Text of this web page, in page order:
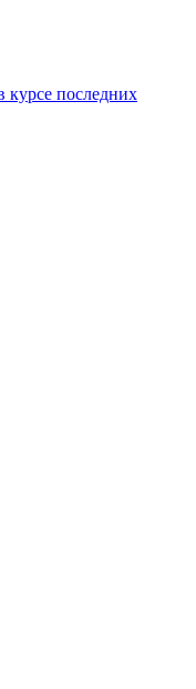
курсе последних